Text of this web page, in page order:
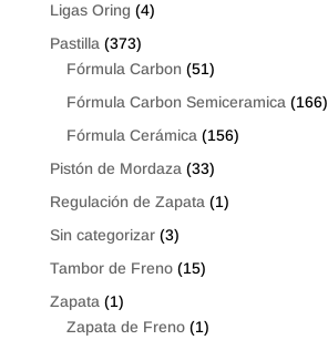
Ligas Oring (4)
Pastilla (373)
Fórmula Carbon (51)
Fórmula Carbon Semiceramica (166)
Fórmula Cerámica (156)
Pistón de Mordaza (33)
Regulación de Zapata (1)
Sin categorizar (3)
Tambor de Freno (15)
Zapata (1)
Zapata de Freno (1)